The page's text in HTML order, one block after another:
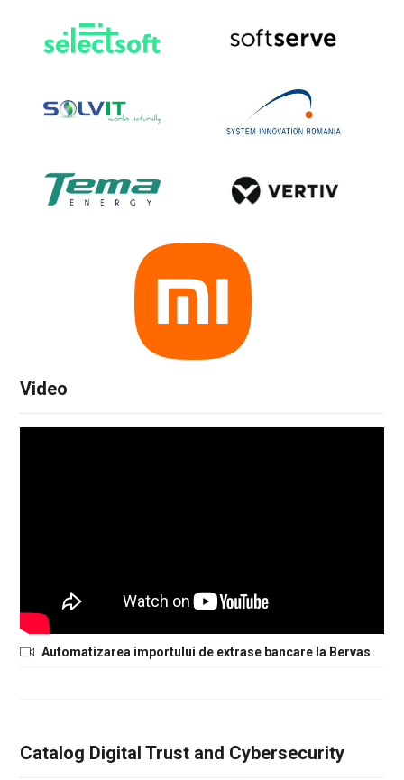
Video
Automatizarea importului de extrase bancare la Bervas
Catalog Digital Trust and Cybersecurity